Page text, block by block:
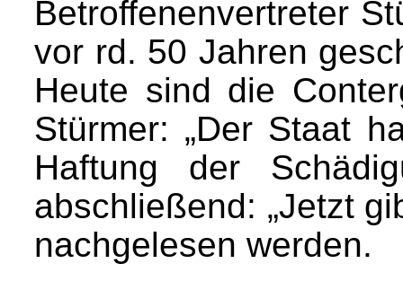
Betroffenenvertreter
vor rd. 50 Jahren
Heute sind die
Stürmer: „Der Staat
Haftung der
abschließend: „Jetzt
nachgelesen werden.